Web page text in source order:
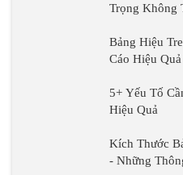
Trọng Không
Bảng Hiệu
Cáo Hiệu
5+ Yếu Tố
Hiệu Quả
Kích Thước
- Những